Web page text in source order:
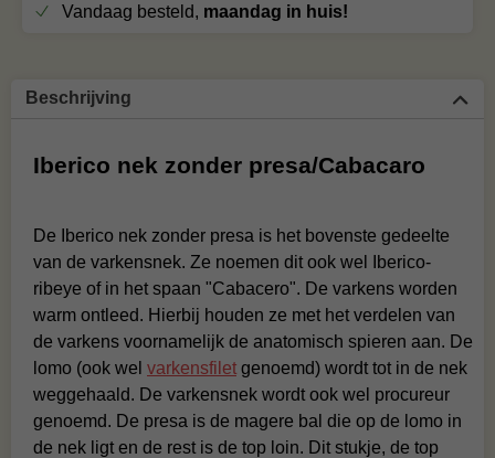
Vandaag besteld, maandag in huis!
Beschrijving
Iberico nek zonder presa/Cabacaro
De Iberico nek zonder presa is het bovenste gedeelte
van de varkensnek. Ze noemen dit ook wel Iberico-
ribeye of in het spaan "Cabacero". De varkens worden
warm ontleed. Hierbij houden ze met het verdelen van
de varkens voornamelijk de anatomisch spieren aan. De
lomo (ook wel varkensfilet genoemd) wordt tot in de nek
weggehaald. De varkensnek wordt ook wel procureur
genoemd. De presa is de magere bal die op de lomo in
de nek ligt en de rest is de top loin. Dit stukje, de top